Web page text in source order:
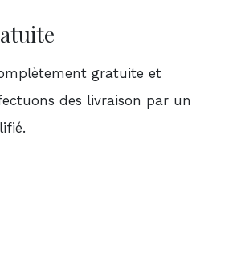
gratuite et
des livraison par un